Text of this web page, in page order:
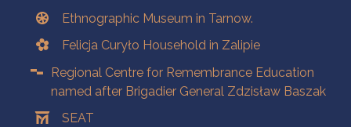
Ethnographic Museum in Tarnow.
Felicja Curyło Household in Zalipie
Regional Centre for Remembrance Education
named after Brigadier General Zdzisław Baszak
SEAT